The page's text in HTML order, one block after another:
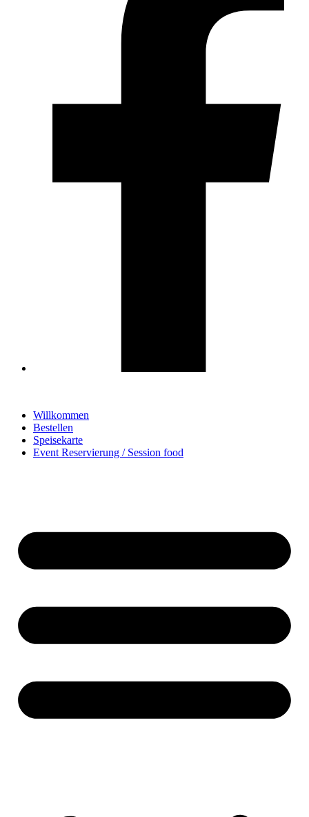
Willkommen
Bestellen
Speisekarte
Event Reservierung / Session food